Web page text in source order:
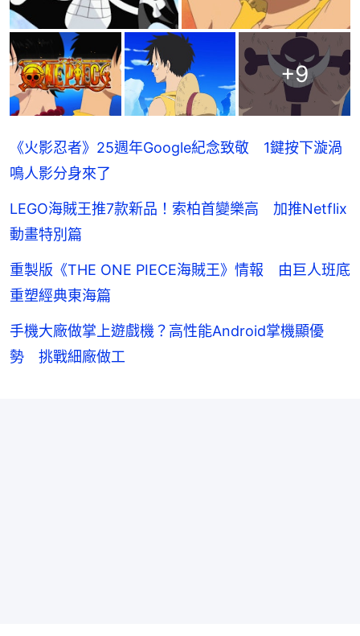
+9
《火影忍者》25週年Google紀念致敬 1鍵按下漩渦
鳴人影分身來了
LEGO海賊王推7款新品！索柏首變樂高 加推Netflix
動畫特別篇
重製版《THE ONE PIECE海賊王》情報 由巨人班底
重塑經典東海篇
手機大廠做掌上遊戲機？高性能Android掌機顯優
勢 挑戰細廠做工